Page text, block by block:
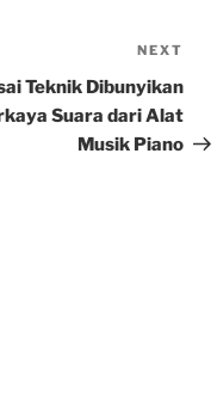
Post
NEXT
Teknik Dibunyikan
Suara dari Alat
Musik Piano